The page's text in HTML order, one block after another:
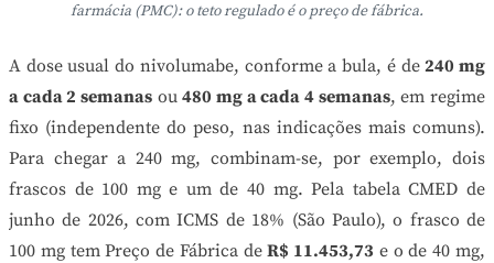
farmácia (PMC): o teto regulado é o preço de fábrica.
A dose usual do nivolumabe, conforme a bula, é de240 mg
a cada 2 semanas ou480 mg a cada 4 semanas, em regime
fixo (independente do peso, nas indicações mais comuns).
Para chegar a 240 mg, combinam-se, por exemplo, dois
frascos de 100 mg e um de 40 mg. Pela tabela CMED de
junho de 2026, com ICMS de 18% (São Paulo), o frasco de
100 mg tem Preço de Fábrica deR$ 11.453,73 e o de 40 mg,